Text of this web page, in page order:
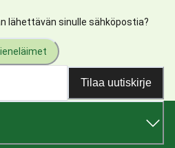
lähettävän sinulle sähköpostia?
Tilaa uutiskirje